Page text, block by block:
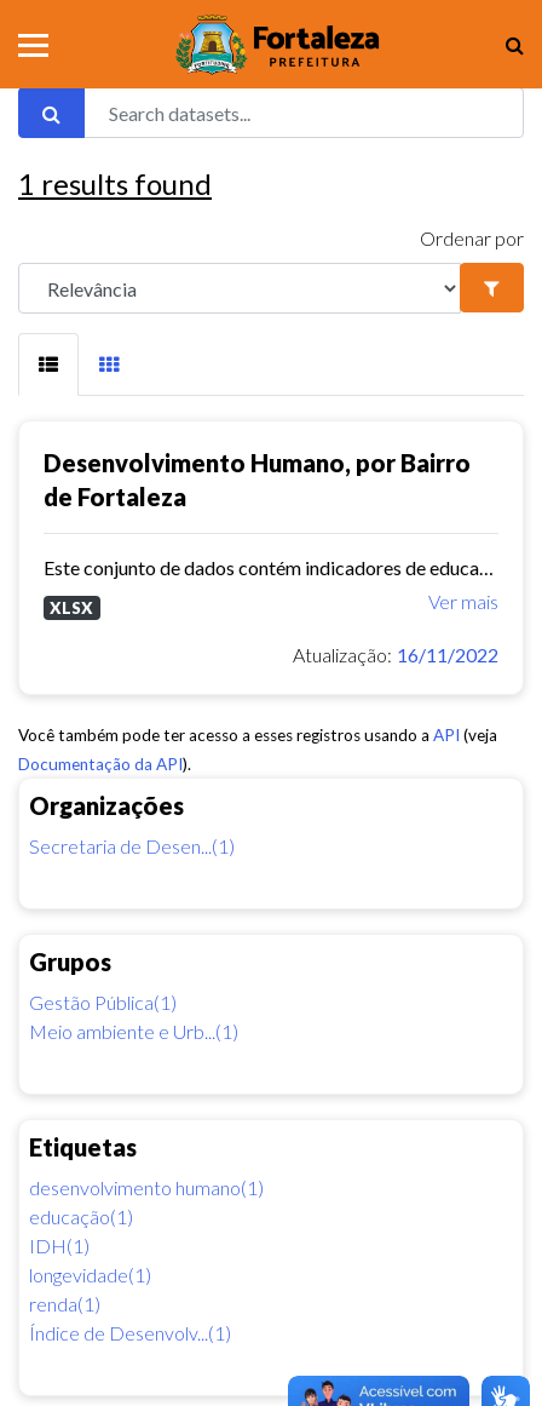
Organizações
Secretaria de Desen...(1)
Grupos
Gestão Pública(1)
Meio ambiente e Urb...(1)
Etiquetas
desenvolvimento humano(1)
educação(1)
IDH(1)
longevidade(1)
renda(1)
Índice de Desenvolv...(1)
1 results found
Ordenar por
Desenvolvimento Humano, por Bairro
de Fortaleza
Ver mais
XLSX
Atualização: 16/11/2022
Você também pode ter acesso a esses registros usando a API (veja
Documentação da API).